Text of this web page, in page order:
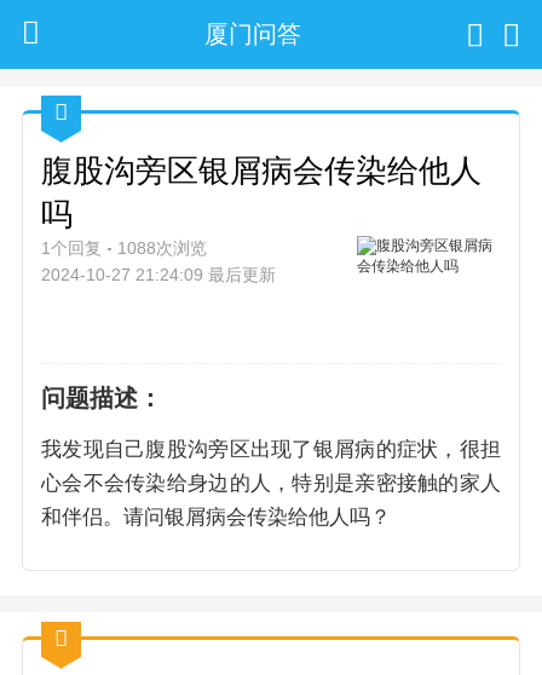
厦门问答
腹股沟旁区银屑病会传染给他人
吗
1个回复
1088次浏览
2024-10-27 21:24:09 最后更新
问题描述：
我发现自己腹股沟旁区出现了银屑病的症状，很担
心会不会传染给身边的人，特别是亲密接触的家人
和伴侣。请问银屑病会传染给他人吗？